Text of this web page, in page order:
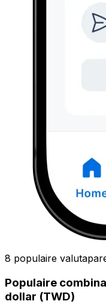
8 populaire
Populaire
dollar (TWD)